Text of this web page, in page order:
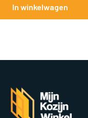
In winkelwagen